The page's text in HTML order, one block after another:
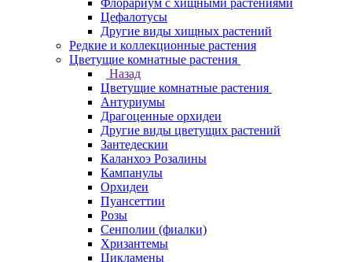
Флорариум с хищными растениями
Цефалотусы
Другие виды хищных растений
Редкие и коллекционные растения
Цветущие комнатные растения
Назад
Цветущие комнатные растения
Антуриумы
Драгоценные орхидеи
Другие виды цветущих растений
Зантедескии
Каланхоэ Розалины
Кампанулы
Орхидеи
Пуансеттии
Розы
Сенполии (фиалки)
Хризантемы
Цикламены